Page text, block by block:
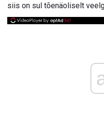
siis on sul tõenäoliselt